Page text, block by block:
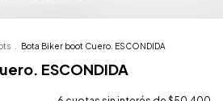
. Bota Biker boot Cuero. ESCONDIDA
ESCONDIDA